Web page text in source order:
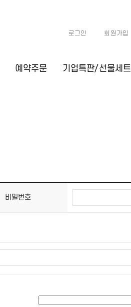
예약주문 기업특판/선물세트
로그인 회원가입
비밀번호